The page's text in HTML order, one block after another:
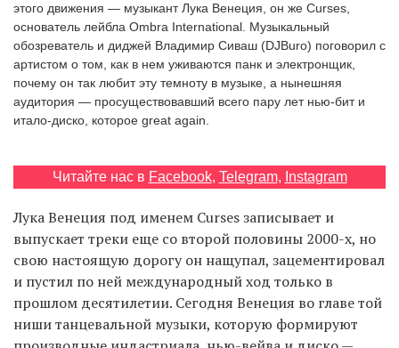
EN
UA
этого движения — музыкант Лука Венеция, он же Curses,
основатель лейбла Ombra International. Музыкальный
обозреватель и диджей Владимир Сиваш (DJBuro) поговорил с
артистом о том, как в нем уживаются панк и электронщик,
почему он так любит эту темноту в музыке, а нынешняя
аудитория — просуществовавший всего пару лет нью-бит и
итало-диско, которое great again.
Читайте нас в Facebook, Telegram, Instagram
Лука Венеция под именем Curses записывает и
выпускает треки еще со второй половины 2000-х, но
свою настоящую дорогу он нащупал, зацементировал
и пустил по ней международный ход только в
прошлом десятилетии. Сегодня Венеция во главе той
ниши танцевальной музыки, которую формируют